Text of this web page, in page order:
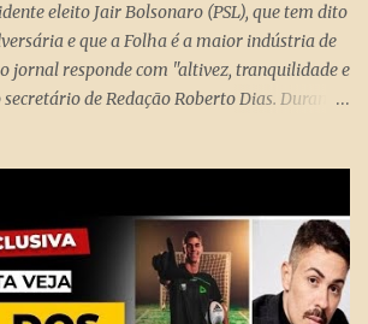
eleito Jair Bolsonaro (PSL), que tem dito
e que a Folha é a maior indústria de
jornal responde com "altivez, tranquilidade e
de Redação Roberto Dias. Durante